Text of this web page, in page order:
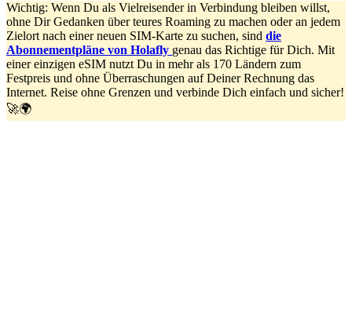
Wichtig: Wenn Du als Vielreisender in Verbindung bleiben willst,
ohne Dir Gedanken über teures Roaming zu machen oder an jedem
Zielort nach einer neuen SIM-Karte zu suchen, sind die
Abonnementpläne von Holafly genau das Richtige für Dich. Mit
einer einzigen eSIM nutzt Du in mehr als 170 Ländern zum
Festpreis und ohne Überraschungen auf Deiner Rechnung das
Internet. Reise ohne Grenzen und verbinde Dich einfach und sicher!
🚀🌍